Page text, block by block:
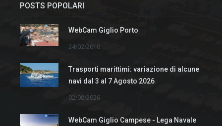
POSTS POPOLARI
WebCam Giglio Porto
24/02/2010
Trasporti marittimi: variazione di alcune
navi dal 3 al 7 Agosto 2026
02/08/2026
WebCam Giglio Campese - Lega Navale